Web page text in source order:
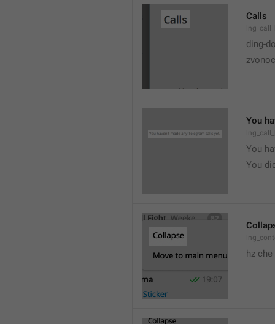
Calls
ding-
You
You
You
hz